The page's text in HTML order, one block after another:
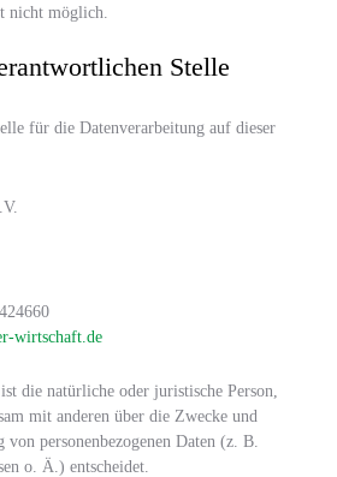
möglich.
Stelle
für die Datenverarbeitung auf dieser
wirtschaft.de
die natürliche oder juristische Person,
mit anderen über die Zwecke und
personenbezogenen Daten (z. B.
o. Ä.) entscheidet.